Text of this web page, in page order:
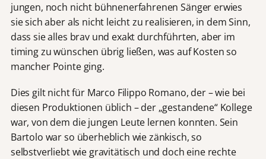
jungen, noch nicht bühnenerfahrenen Sänger erwies
sie sich aber als nicht leicht zu realisieren, in dem Sinn,
dass sie alles brav und exakt durchführten, aber im
timing zu wünschen übrig ließen, was auf Kosten so
mancher Pointe ging.
Dies gilt nicht für Marco Filippo Romano, der – wie bei
diesen Produktionen üblich – der „gestandene“ Kollege
war, von dem die jungen Leute lernen konnten. Sein
Bartolo war so überheblich wie zänkisch, so
selbstverliebt wie gravitätisch und doch eine rechte